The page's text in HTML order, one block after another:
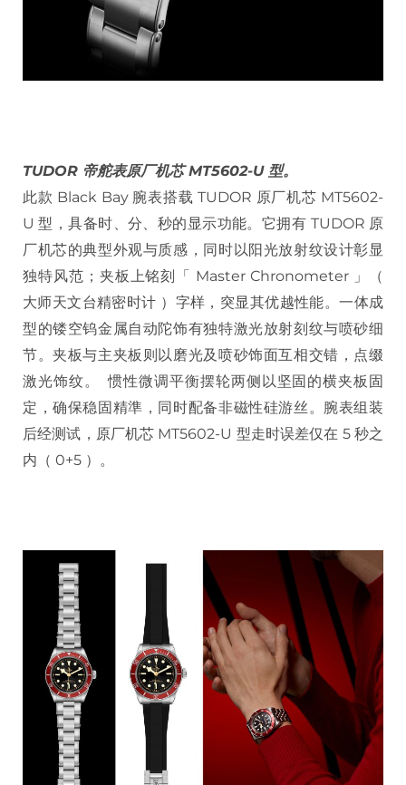
TUDOR 帝舵表原厂机芯 MT5602-U 型。
此款 Black Bay 腕表搭载 TUDOR 原厂机芯 MT5602-
U 型，具备时、分、秒的显示功能。它拥有 TUDOR 原
厂机芯的典型外观与质感，同时以阳光放射纹设计彰显
独特风范；夹板上铭刻「 Master Chronometer 」（
大师天文台精密时计 ）字样，突显其优越性能。一体成
型的镂空钨金属自动陀饰有独特激光放射刻纹与喷砂细
节。夹板与主夹板则以磨光及喷砂饰面互相交错，点缀
激光饰纹。 惯性微调平衡摆轮两侧以坚固的横夹板固
定，确保稳固精準，同时配备非磁性硅游丝。腕表组装
后经测试，原厂机芯 MT5602-U 型走时误差仅在 5 秒之
内（ 0+5 ）。